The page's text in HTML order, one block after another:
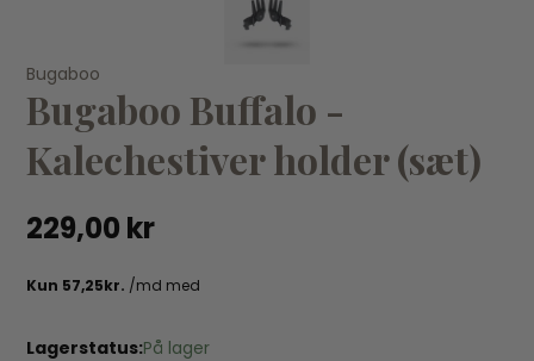
Bugaboo
Bugaboo Cameleon3/Fox2 - Carry handle læder
540,00 kr
Bugaboo
Bugaboo Buffalo -
Kalechestiver holder (sæt)
229,00 kr
Lagerstatus:På lager